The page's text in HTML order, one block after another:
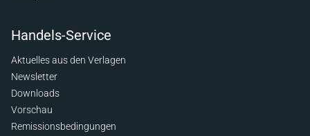
Handels-Service
Aktuelles aus den Verlagen
Newsletter
Downloads
Vorschau
Remissionsbedingungen